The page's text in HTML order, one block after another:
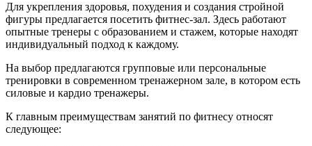
Для укрепления здоровья, похудения и создания стройной
фигуры предлагается посетить фитнес-зал. Здесь работают
опытные тренеры с образованием и стажем, которые находят
индивидуальный подход к каждому.
На выбор предлагаются групповые или персональные
тренировки в современном тренажерном зале, в котором есть
силовые и кардио тренажеры.
К главным преимуществам занятий по фитнесу относят
следующее: